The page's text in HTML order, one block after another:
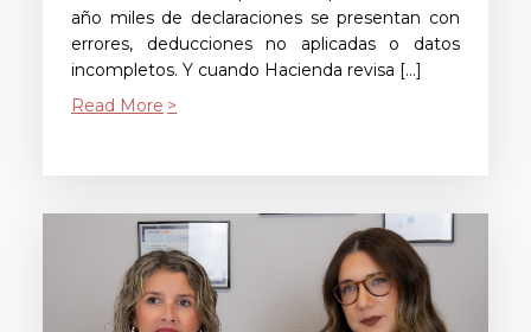
año miles de declaraciones se presentan con
errores, deducciones no aplicadas o datos
incompletos. Y cuando Hacienda revisa […]
Read More